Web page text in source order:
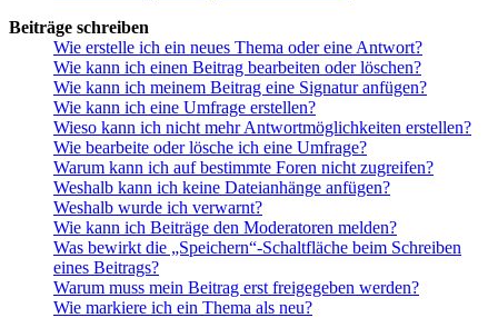
Beiträge schreiben
Wie erstelle ich ein neues Thema oder eine Antwort?
Wie kann ich einen Beitrag bearbeiten oder löschen?
Wie kann ich meinem Beitrag eine Signatur anfügen?
Wie kann ich eine Umfrage erstellen?
Wieso kann ich nicht mehr Antwortmöglichkeiten erstellen?
Wie bearbeite oder lösche ich eine Umfrage?
Warum kann ich auf bestimmte Foren nicht zugreifen?
Weshalb kann ich keine Dateianhänge anfügen?
Weshalb wurde ich verwarnt?
Wie kann ich Beiträge den Moderatoren melden?
Was bewirkt die „Speichern“-Schaltfläche beim Schreiben
eines Beitrags?
Warum muss mein Beitrag erst freigegeben werden?
Wie markiere ich ein Thema als neu?